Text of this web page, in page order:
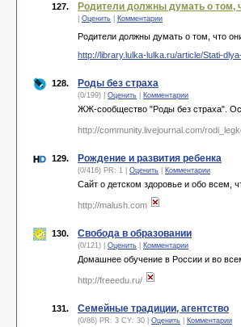
127. Родители должны думать о том,
Оценить Комментарии
Родители должны думать о том, что
http://library.lulka-lulka.ru/article/Stati-
128. Роды без страха
(0/199) | Оценить Комментарии
ЖЖ-сообщество "Роды без страха".
http://community.livejournal.com/
129. Рождение и развития ребенка
(0/416) PR: 1 | Оценить Комментарии
Сайт о детском здоровье и обо всем,
http://malush.com
130. Свобода в образовании
(0/121) | Оценить Комментарии
Домашнее обучение в России и во
http://freeedu.ru/
131. Семейные традиции, агентство
(0/86) PR: 3 CY: 30 | Оценить Комментарии